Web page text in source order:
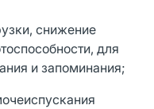
снижение
для
и запоминания;